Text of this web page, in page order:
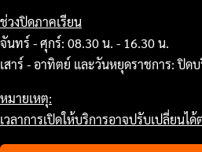
ช่วงปิดภาคเรียน
จันทร์ - ศุกร์: 08.30 น. - 16.30 น.
เสาร์ - อาทิตย์ และวันหยุดราชการ: ปิดบ
หมายเหตุ:
เวลาการเปิดให้บริการอาจปรับเปลี่ยนไ